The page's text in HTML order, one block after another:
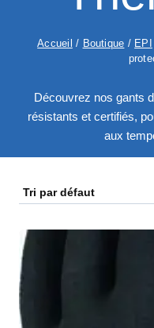
Accueil / Boutique / EPI
Découvrez nos gants
résistants et certifiés,
aux